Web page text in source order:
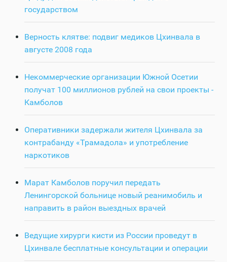
государством
Верность клятве: подвиг медиков Цхинвала в
августе 2008 года
Некоммерческие организации Южной Осетии
получат 100 миллионов рублей на свои проекты -
Камболов
Оперативники задержали жителя Цхинвала за
контрабанду «Трамадола» и употребление
наркотиков
Марат Камболов поручил передать
Ленингорской больнице новый реанимобиль и
направить в район выездных врачей
Ведущие хирурги кисти из России проведут в
Цхинвале бесплатные консультации и операции